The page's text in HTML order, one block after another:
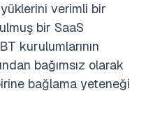
verimli bir
bir SaaS
kurulumlarının
bağımsız olarak
bağlama yeteneği